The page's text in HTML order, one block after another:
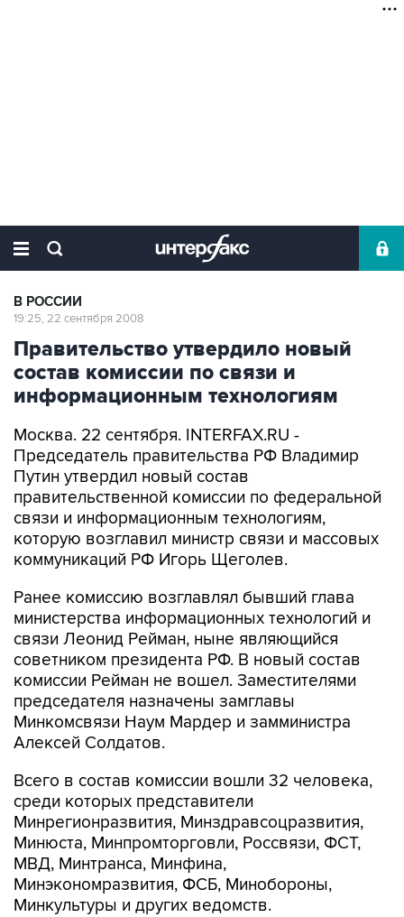
В РОССИИ
19:25, 22 сентября 2008
Правительство утвердило новый
состав комиссии по связи и
информационным технологиям
Москва. 22 сентября. INTERFAX.RU -
Председатель правительства РФ Владимир
Путин утвердил новый состав
правительственной комиссии по федеральной
связи и информационным технологиям,
которую возглавил министр связи и массовых
коммуникаций РФ Игорь Щеголев.
Ранее комиссию возглавлял бывший глава
министерства информационных технологий и
связи Леонид Рейман, ныне являющийся
советником президента РФ. В новый состав
комиссии Рейман не вошел. Заместителями
председателя назначены замглавы
Минкомсвязи Наум Мардер и замминистра
Алексей Солдатов.
Всего в состав комиссии вошли 32 человека,
среди которых представители
Минрегионразвития, Минздравсоцразвития,
Минюста, Минпромторговли, Россвязи, ФСТ,
МВД, Минтранса, Минфина,
Минэкономразвития, ФСБ, Минобороны,
Минкультуры и других ведомств.